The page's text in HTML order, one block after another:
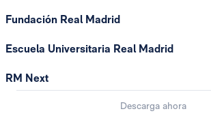
Fundación Real Madrid
Escuela Universitaria Real Madrid
RM Next
Descarga ahora